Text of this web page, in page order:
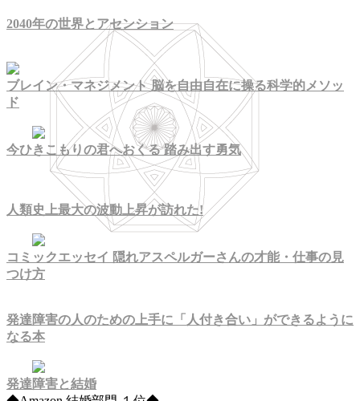
2040年の世界とアセンション
ブレイン・マネジメント 脳を自由自在に操る科学的メソッ
ド
今ひきこもりの君へおくる 踏み出す勇気
人類史上最大の波動上昇が訪れた!
コミックエッセイ 隠れアスペルガーさんの才能・仕事の見
つけ方
発達障害の人のための上手に「人付き合い」ができるように
なる本
発達障害と結婚